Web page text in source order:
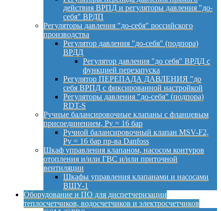
действия ВРПД и регуляторы давления "до-
себя" ВРДП
Регуляторы давления "до-себя" российского
производства
Регулятор давления "до-себя" (подпора)
ВРДД
Регулятор давления "до себя" ВРДД с
функцией перезапуска
Регулятор ПЕРЕПАДА ДАВЛЕНИЯ "до
себя ВРПД с фиксированной настройкой
Регуляторы давления "до-себя" (подпора)
RDT-S
Ручные балансировочные клапаны с фланцевым
присоединением, Py = 16 бар
Ручной балансировочный клапан MSV-F2,
Py = 16 бар пр-ва Danfoss
Шкаф управления клапаном, насосом контуров
отопления и/или ГВС и/или приточной
вентиляции
Шкафы управления клапанами и насосами
ВШУ-1
Оборудование и ПО для диспетчеризации
теплосчетчиков, водосчетчиков и электросчетчиков